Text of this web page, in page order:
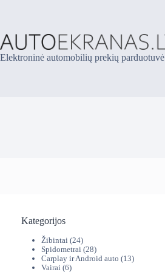
Elektroninė automobilių prekių parduotuvė
Kategorijos
Žibintai 2424
produktai
Spidometrai 2828
produktai
Carplay ir Android auto 1313
Vairai 66